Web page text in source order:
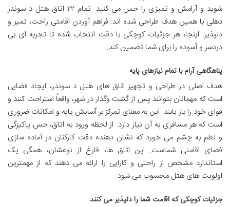
شوید و آرامش و تمیزی را حس می کنید. تمام ۲۲ اتاق هتل د سوندر
دهلی با همین هدف طراحی شده اند: فراهم آوردن اقامتی راحت، تمیز و
دلپذیر. اینجا، هر جزئیات کوچکی با دقت انتخاب شده تا تجربه ای بی
دردسر و آسوده را برای شما تضمین کند.
پناهگاهی آرام با تمام نیازهای پایه
هدف اصلی در طراحی و تجهیز اتاق های هتل د سوندر، ایجاد فضایی
است که مهمانان بتوانند پس از گشت وگذار در شهر، واقعاً استراحت کنند و
قوای خود را باز یابند. این به معنای تمرکز بر آسایش پایه و امکانات ضروری
است که هر مسافری به آن نیاز دارد. از لحظه ورود به اتاق، حس پاکیزگی
و نظم به چشم می خورد که نشان دهنده دقت کارکنان در آماده سازی
فضای اقامتی شماست. این اتاق ها، فارغ از نوعشان، همگی یک
استاندارد مشخص از راحتی و کارایی را ارائه می دهند که از مهمترین
اولویت های هتل محسوب می شود.
جزئیات کوچکی که اقامت شما را دلپذیر می کنند